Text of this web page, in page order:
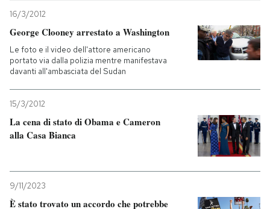
I MIEI PREFERITI
SHOP
CALENDARIO
AREA PERSONALE
16/3/2012
George Clooney arrestato a Washington
Le foto e il video dell'attore americano
portato via dalla polizia mentre manifestava
davanti all'ambasciata del Sudan
15/3/2012
La cena di stato di Obama e Cameron
alla Casa Bianca
9/11/2023
È stato trovato un accordo che potrebbe